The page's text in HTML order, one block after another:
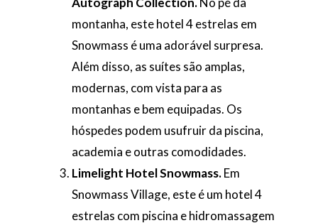
montanha, este hotel 4 estrelas em
Snowmass é uma adorável surpresa.
Além disso, as suítes são amplas,
modernas, com vista para as
montanhas e bem equipadas. Os
hóspedes podem usufruir da piscina,
academia e outras comodidades.
Limelight Hotel Snowmass.Em
Snowmass Village, este é um hotel 4
estrelas com piscina e hidromassagem